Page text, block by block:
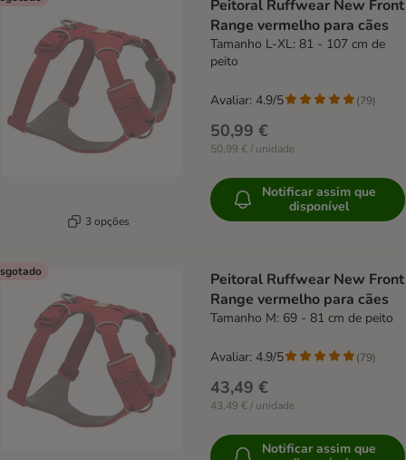
3 opções
Peitoral Ruffwear New Front
Range vermelho para cães
Tamanho L-XL: 81 - 107 cm de
peito
50,99 €
50,99 € / unidade
Avaliar: 4.9/5 (79)
Notificar assim que
disponível
Peitoral Ruffwear New Front
Range vermelho para cães
Tamanho M: 69 - 81 cm de peito
43,49 €
43,49 € / unidade
Avaliar: 4.9/5 (79)
Notificar assim que